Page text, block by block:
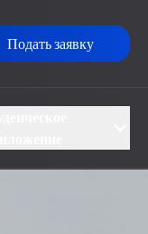
Подать заявку